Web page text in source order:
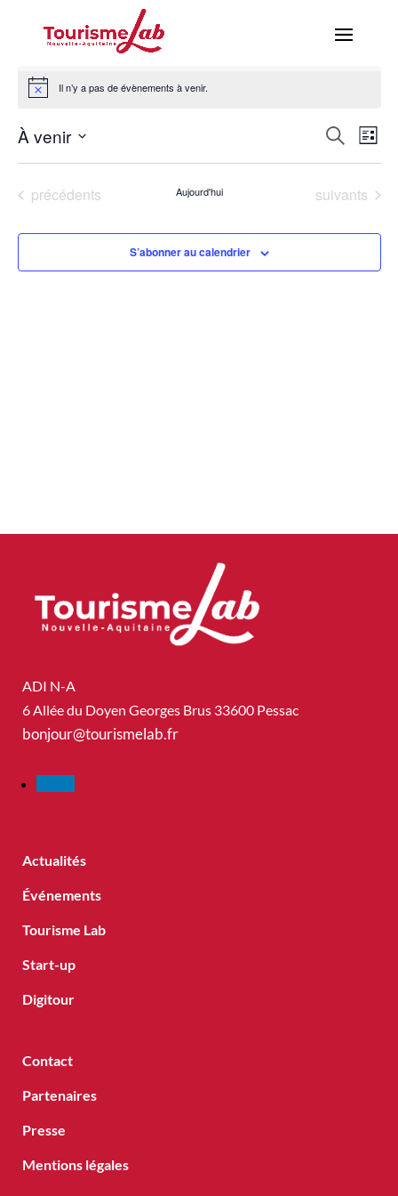
Il n’y a pas de évènements à venir.
et
de
vues
Recherche
de
Liste
À venir
Sélectionnez
date.
Évènements
précédents Aujourd'hui Évènements
suivants
S’abonner au calendrier
ADI N-A
6 Allée du Doyen Georges Brus 33600 Pessac
bonjour@tourismelab.fr
Actualités
Événements
Tourisme Lab
Start-up
Digitour
Contact
Partenaires
Presse
Mentions légales